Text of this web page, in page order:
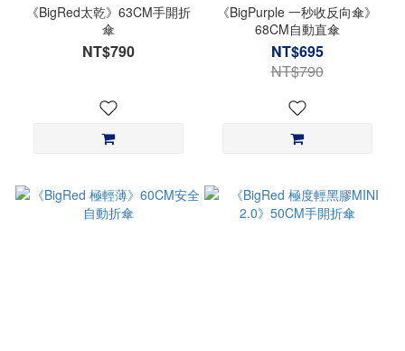
《BigRed太乾》63CM手開折
傘
NT$790
《BigPurple 一秒收反向傘》
68CM自動直傘
NT$695
NT$790